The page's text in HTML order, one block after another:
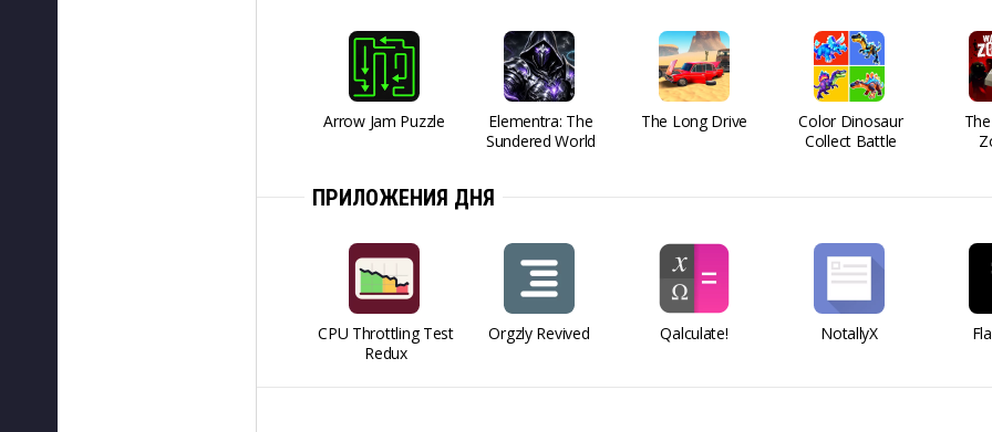
Arrow Jam Puzzle
Elementra: The
Sundered World
The Long Drive
Color Dinosaur
Collect Battle
ПРИЛОЖЕНИЯ ДНЯ
CPU Throttling Test
Redux
Orgzly Revived Qalculate! NotallyX